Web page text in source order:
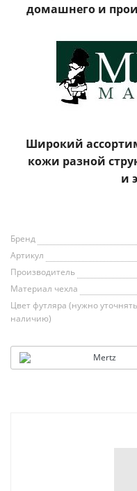
домашнего и
Широкий
кожи разной
и
Бренд
Артикул
Производитель
Материал чехла
Цвет футляра (нужно
наличию)
Mertz